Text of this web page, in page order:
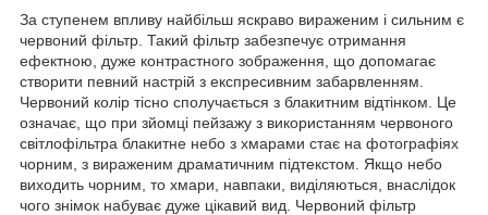
За ступенем впливу найбільш яскраво вираженим і сильним є
червоний фільтр. Такий фільтр забезпечує отримання
ефектною, дуже контрастного зображення, що допомагає
створити певний настрій з експресивним забарвленням.
Червоний колір тісно сполучається з блакитним відтінком. Це
означає, що при зйомці пейзажу з використанням червоного
світлофільтра блакитне небо з хмарами стає на фотографіях
чорним, з вираженим драматичним підтекстом. Якщо небо
виходить чорним, то хмари, навпаки, виділяються, внаслідок
чого знімок набуває дуже цікавий вид. Червоний фільтр